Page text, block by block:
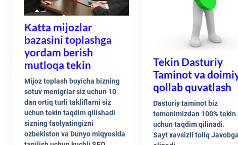
Katta mijozlar
bazasini toplashga
yordam berish
mutloqa tekin
Mijoz toplash boyicha bizning
sotuv menigrlar siz uchun 10
dan ortiq turli takliflarni siz
uchun tekin taqdim qilishadi
sizning faolyatingizni
ozbekiston va Dunyo miqyosida
Tekin Dasturiy
Taminot va
qollab quvatlash
Dasturiy taminot biz
tomonimizdan 100% tekin
uchun taqdim qilinadi.
Sayt xavsizli toliq